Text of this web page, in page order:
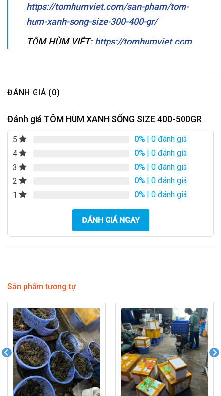
https://tomhumviet.com/san-pham/tom-
hum-xanh-song-size-300-400-gr/
TÔM HÙM VIÊT: https://tomhumviet.com
ĐÁNH GIÁ (0)
Đánh giá TÔM HÙM XANH SỐNG SIZE 400-500GR
5 0% | 0 đánh giá
4
0% | 0 đánh giá
3
0% | 0 đánh giá
2
0% | 0 đánh giá
1
0% | 0 đánh giá
ĐÁNH GIÁ NGAY
Sản phẩm tương tự